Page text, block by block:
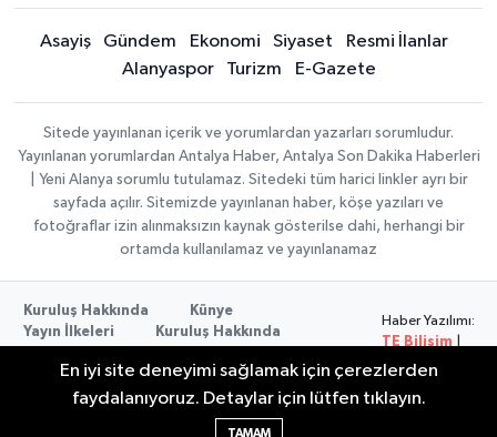
Asayiş Gündem Ekonomi Siyaset
Resmi İlanlar
Alanyaspor
Turizm E-Gazete
Sitede yayınlanan içerik ve yorumlardan yazarları sorumludur.
Yayınlanan yorumlardan Antalya Haber, Antalya Son Dakika Haberleri
| Yeni Alanya sorumlu tutulamaz. Sitedeki tüm harici linkler ayrı bir
sayfada açılır. Sitemizde yayınlanan haber, köşe yazıları ve
fotoğraflar izin alınmaksızın kaynak gösterilse dahi, herhangi bir
ortamda kullanılamaz ve yayınlanamaz
Kuruluş Hakkında
Künye
Yayın İlkeleri
Kuruluş Hakkında
Kullanım Şartları
Haber Yazılımı:
TE Bilişim
Copyright ©
En iyi site deneyimi sağlamak için çerezlerden
faydalanıyoruz. Detaylar için lütfen tıklayın.
TAMAM